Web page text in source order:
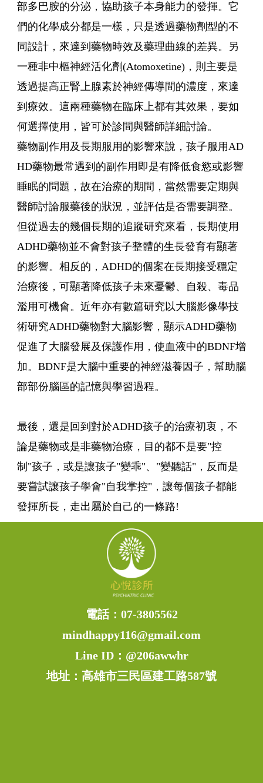
部多巴胺的分泌，協助孩子本身能力的發揮。它
們的化學成分都是一樣，只是透過藥物劑型的不
同設計，來達到藥物時效及藥理曲線的差異。另
一種非中樞神經活化劑(Atomoxetine)，則主要是
透過提高正腎上腺素於神經傳導間的濃度，來達
到療效。這兩種藥物在臨床上都有其效果，要如
何選擇使用，皆可於診間與醫師詳細討論。
藥物副作用及長期服用的影響來說，孩子服用AD
HD藥物最常遇到的副作用即是有降低食慾或影響
睡眠的問題，故在治療的期間，當然需要定期與
醫師討論服藥後的狀況，並評估是否需要調整。
但從過去的幾個長期的追蹤研究來看，長期使用
ADHD藥物並不會對孩子整體的生長發育有顯著
的影響。相反的，ADHD的個案在長期接受穩定
治療後，可顯著降低孩子未來憂鬱、自殺、毒品
濫用可機會。近年亦有數篇研究以大腦影像學技
術研究ADHD藥物對大腦影響，顯示ADHD藥物
促進了大腦發展及保護作用，使血液中的BDNF增
加。BDNF是大腦中重要的神經滋養因子，幫助腦
部部份腦區的記憶與學習過程。
最後，還是回到對於ADHD孩子的治療初衷，不
論是藥物或是非藥物治療，目的都不是要"控
制"孩子，或是讓孩子"變乖"、"變聽話"，反而是
要嘗試讓孩子學會"自我掌控"，讓每個孩子都能
發揮所長，走出屬於自己的一條路!
電話： 07-3805562
mindhappy116@gmail.com
Line ID： @206awwhr
地址：高雄市三民區建工路587號